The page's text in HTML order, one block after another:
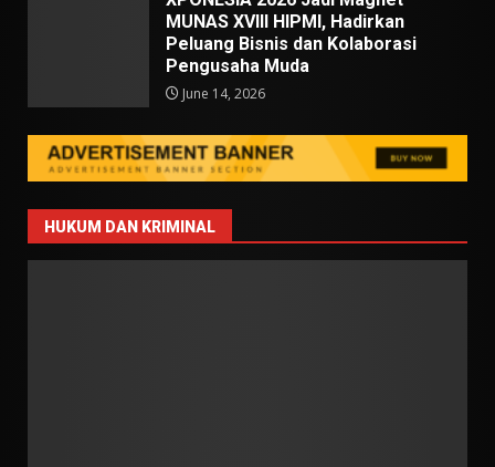
MUNAS XVIII HIPMI, Hadirkan
Peluang Bisnis dan Kolaborasi
Pengusaha Muda
June 14, 2026
HUKUM DAN KRIMINAL